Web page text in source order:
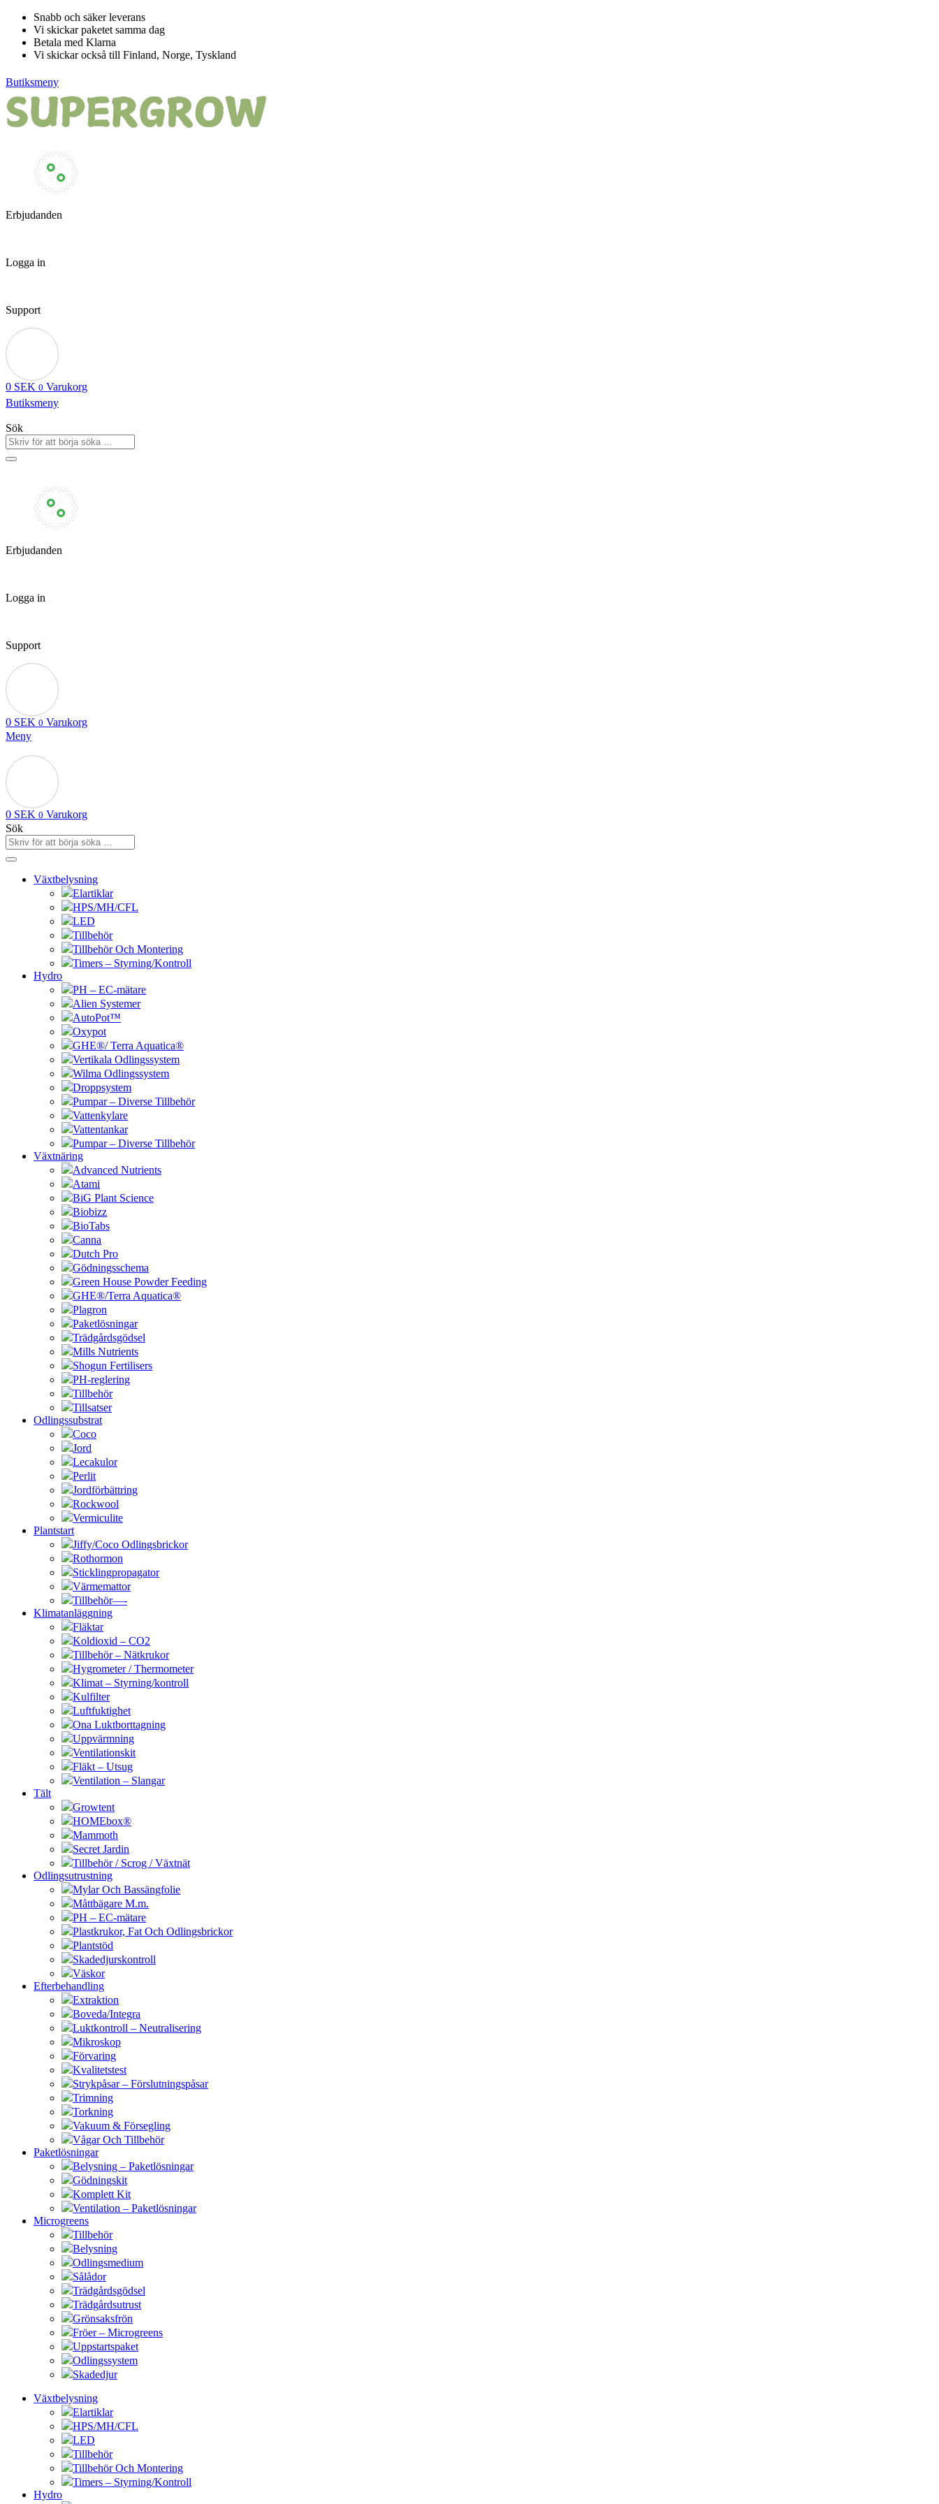
Hoppa
innehåll
Snabb och säker leverans
Vi skickar paketet samma dag
Betala med Klarna
Vi skickar också till Finland, Norge, Tyskland
Butiksmeny
Erbjudanden
Logga in
Support
0 SEK 0 Varukorg
Butiksmeny
Sök
Erbjudanden
Logga in
Support
0 SEK 0 Varukorg
Meny
0 SEK 0 Varukorg
Sök
Växtbelysning
Elartiklar
HPS/MH/CFL
LED
Tillbehör
Tillbehör Och Montering
Timers – Styrning/Kontroll
Hydro
PH – EC-mätare
Alien Systemer
AutoPot™
Oxypot
GHE®/ Terra Aquatica®
Vertikala Odlingssystem
Wilma Odlingssystem
Droppsystem
Pumpar – Diverse Tillbehör
Vattenkylare
Vattentankar
Pumpar – Diverse Tillbehör
Växtnäring
Advanced Nutrients
Atami
BiG Plant Science
Biobizz
BioTabs
Canna
Dutch Pro
Gödningsschema
Green House Powder Feeding
GHE®/Terra Aquatica®
Plagron
Paketlösningar
Trädgårdsgödsel
Mills Nutrients
Shogun Fertilisers
PH-reglering
Tillbehör
Tillsatser
Odlingssubstrat
Coco
Jord
Lecakulor
Perlit
Jordförbättring
Rockwool
Vermiculite
Plantstart
Jiffy/Coco Odlingsbrickor
Rothormon
Sticklingpropagator
Värmemattor
Tillbehör—-
Klimatanläggning
Fläktar
Koldioxid – CO2
Tillbehör – Nätkrukor
Hygrometer / Thermometer
Klimat – Styrning/kontroll
Kulfilter
Luftfuktighet
Ona Luktborttagning
Uppvärmning
Ventilationskit
Fläkt – Utsug
Ventilation – Slangar
Tält
Growtent
HOMEbox®
Mammoth
Secret Jardin
Tillbehör / Scrog / Växtnät
Odlingsutrustning
Mylar Och Bassängfolie
Måttbägare M.m.
PH – EC-mätare
Plastkrukor, Fat Och Odlingsbrickor
Plantstöd
Skadedjurskontroll
Väskor
Efterbehandling
Extraktion
Boveda/Integra
Luktkontroll – Neutralisering
Mikroskop
Förvaring
Kvalitetstest
Strykpåsar – Förslutningspåsar
Trimning
Torkning
Vakuum & Försegling
Vågar Och Tillbehör
Paketlösningar
Belysning – Paketlösningar
Gödningskit
Komplett Kit
Ventilation – Paketlösningar
Microgreens
Tillbehör
Belysning
Odlingsmedium
Sålådor
Trädgårdsgödsel
Trädgårdsutrust
Grönsaksfrön
Fröer – Microgreens
Uppstartspaket
Odlingssystem
Skadedjur
Växtbelysning
Elartiklar
HPS/MH/CFL
LED
Tillbehör
Tillbehör Och Montering
Timers – Styrning/Kontroll
Hydro